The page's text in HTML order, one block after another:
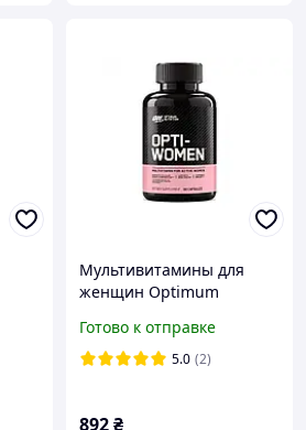
Мультивитамины для
женщин Optimum
капсул | Поддержка
энергии, иммунитета и
Готово к отправке
5.0 (2)
892₴